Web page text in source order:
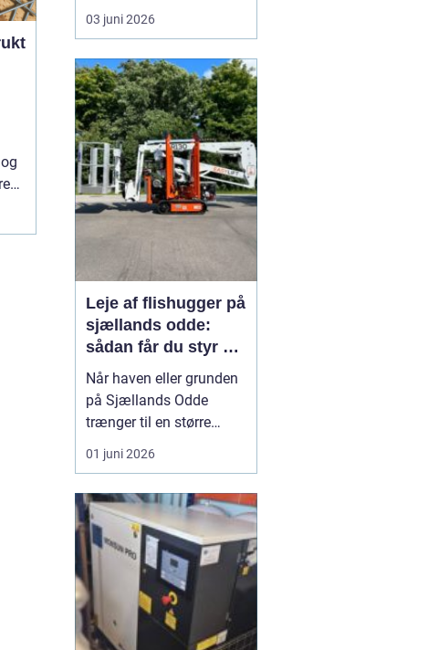
virksomheder,
boligforeninger og
Herlev. Hvor man
tidligere delte fysiske
nøgler ud, vælger flere i
dag digitale systemer,
hvor adgang styres med
kort, brikker e...
03 juni 2026
Leje af flishugger på
sjællands odde:
sådan får du styr på
grene og haveaffald
Når haven eller grunden
på Sjællands Odde
trænger til en større
oprydning, kan en
flishugger spare mange
stedet for at køre utallige
læs til genbrugspladsen
kan grene og kvas
omdannes til brugbar flis
direkte på stedet. Fler...
01 juni 2026